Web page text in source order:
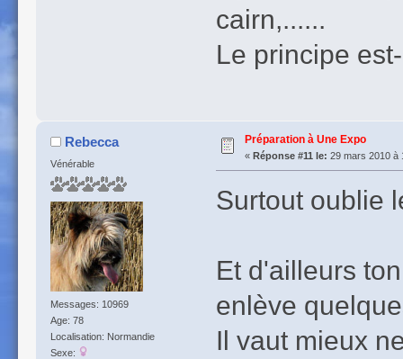
cairn,......
Le principe
Rebecca
Vénérable
Messages: 10969
Age: 78
Localisation: Normandie
Sexe:
Préparation à Une Expo
« Réponse #11 le: 29 mars 2010 à
Surtout oublie
Et d'ailleurs
enlève
Il vaut mieux